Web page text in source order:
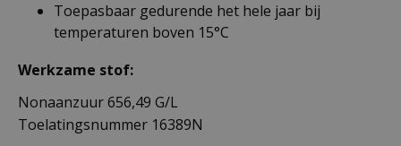
Toepasbaar gedurende het hele jaar bij
temperaturen boven 15°C
Werkzame stof:
Nonaanzuur 656,49 G/L
Toelatingsnummer 16389N